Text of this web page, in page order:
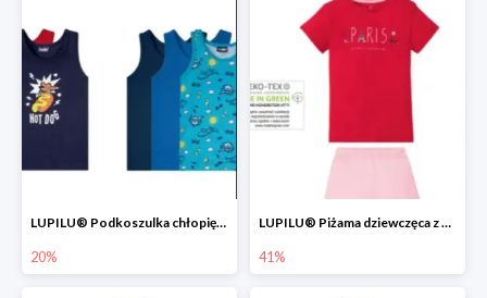
LUPILU® Podkoszulka chłopięca z bawełny -20%
20%
LUPILU® Piżama dziewczęca z bawełny -41%
41%